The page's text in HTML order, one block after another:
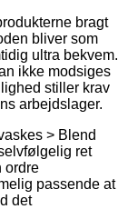
bragt
bliver som
ultra bekvem.
ikke modsiges
stiller krav
arbejdslager.
> Blend
ret
ordre
passende at
det